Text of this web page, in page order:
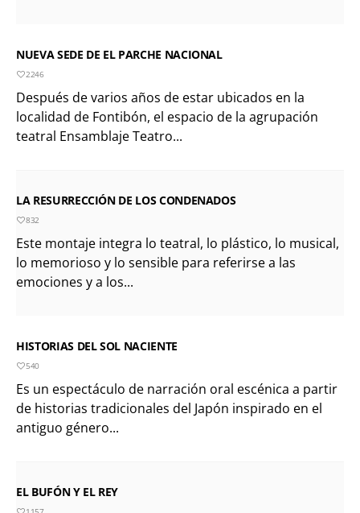
NUEVA SEDE DE EL PARCHE NACIONAL
2246
Después de varios años de estar ubicados en la
localidad de Fontibón, el espacio de la agrupación
teatral Ensamblaje Teatro...
LA RESURRECCIÓN DE LOS CONDENADOS
832
Este montaje integra lo teatral, lo plástico, lo musical,
lo memorioso y lo sensible para referirse a las
emociones y a los...
HISTORIAS DEL SOL NACIENTE
540
Es un espectáculo de narración oral escénica a partir
de historias tradicionales del Japón inspirado en el
antiguo género...
EL BUFÓN Y EL REY